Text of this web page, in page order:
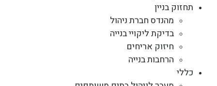
תחזוק בניין
מהנדס חברת ניהול
בדיקת ליקויי בנייה
חיזוק אריחים
הרחבות בנייה
כללי